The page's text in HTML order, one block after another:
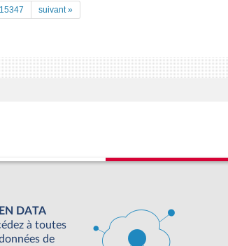
15347 suivant »
DATA
à toutes
de